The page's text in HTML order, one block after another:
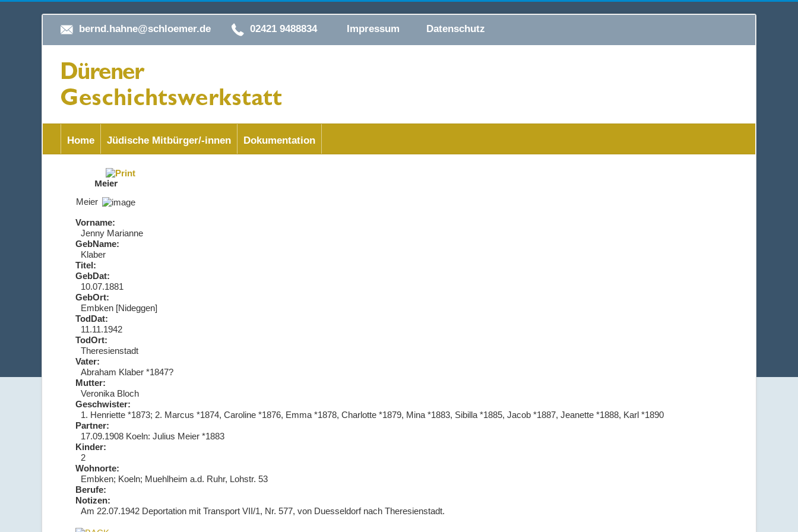
bernd.hahne@schloemer.de 02421 9488834 Impressum Datenschutz
Home Jüdische Mitbürger/-innen Dokumentation
Meier
Meier
Vorname:
Jenny Marianne
GebName:
Klaber
Titel:
GebDat:
10.07.1881
GebOrt:
Embken [Nideggen]
TodDat:
11.11.1942
TodOrt:
Theresienstadt
Vater:
Abraham Klaber *1847?
Mutter:
Veronika Bloch
Geschwister:
1. Henriette *1873; 2. Marcus *1874, Caroline *1876, Emma *1878, Charlotte *1879, Mina *1883, Sibilla *1885, Jacob *1887, Jeanette *1888, Karl *1890
Partner:
17.09.1908 Koeln: Julius Meier *1883
Kinder:
2
Wohnorte:
Embken; Koeln; Muehlheim a.d. Ruhr, Lohstr. 53
Berufe:
Notizen:
Am 22.07.1942 Deportation mit Transport VII/1, Nr. 577, von Duesseldorf nach Theresienstadt.